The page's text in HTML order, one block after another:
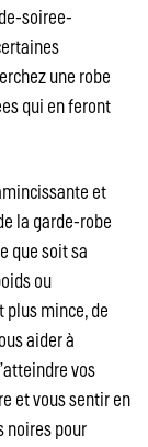
soiree-
une robe
qui en feront
et
la garde-robe
que soit sa
ou
plus mince, de
aider à
vos
et vous sentir en
noires pour